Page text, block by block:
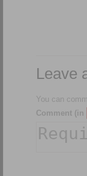
Leave
You can
Comment (in